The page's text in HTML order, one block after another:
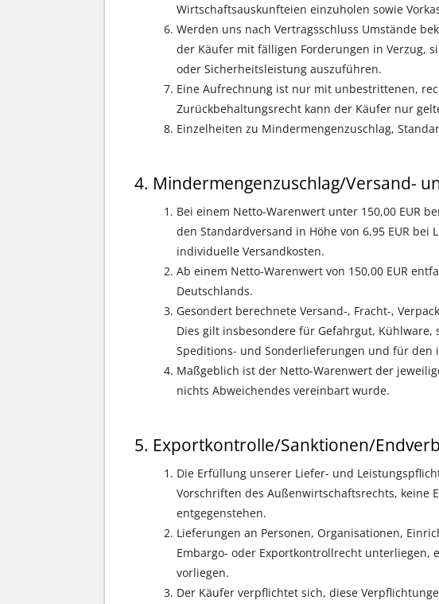
Wirtschaftsauskunfteien einzuholen sowie
Werden uns nach Vertragsschluss Umstände
der Käufer mit fälligen Forderungen in Verzug,
oder Sicherheitsleistung auszuführen.
Eine Aufrechnung ist nur mit unbestrittenen,
Zurückbehaltungsrecht kann der Käufer nur
Einzelheiten zu Mindermengenzuschlag,
Mindermengenzuschlag/Versand-
Bei einem Netto-Warenwert unter 150,00 EUR
den Standardversand in Höhe von 6,95 EUR
individuelle Versandkosten.
Ab einem Netto-Warenwert von 150,00 EUR
Deutschlands.
Gesondert berechnete Versand-, Fracht-,
Dies gilt insbesondere für Gefahrgut,
Speditions- und Sonderlieferungen und für den
Maßgeblich ist der Netto-Warenwert der
nichts Abweichendes vereinbart wurde.
Exportkontrolle/Sanktionen/
Die Erfüllung unserer Liefer- und
Vorschriften des Außenwirtschaftsrechts, keine
entgegenstehen.
Lieferungen an Personen, Organisationen,
Embargo- oder Exportkontrollrecht
vorliegen.
Der Käufer verpflichtet sich, diese